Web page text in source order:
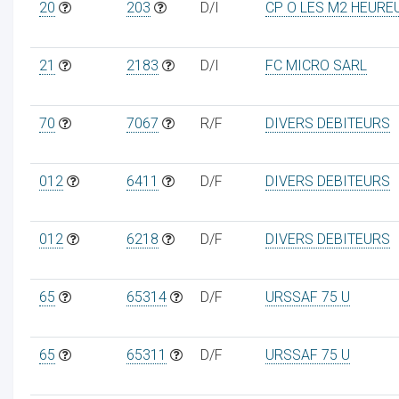
20 203 D/I CP O LES M2
21 2183 D/I FC MICRO SARL
70 7067 R/F DIVERS DEBITEURS
012 6411 D/F DIVERS DEBITEURS
012 6218 D/F DIVERS DEBITEURS
65 65314 D/F URSSAF 75 U
65 65311 D/F URSSAF 75 U